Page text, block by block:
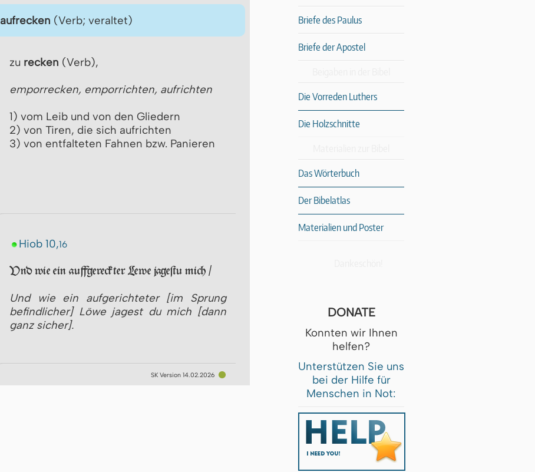
aufrecken (Verb; veraltet)
zu recken (Verb),
emporrecken, emporrichten, aufrichten
1) vom Leib und von den Gliedern
2) von Tiren, die sich aufrichten
3) von entfalteten Fahnen bzw. Panieren
Hiob 10,16
Vnd wie ein auffgereckter Lewe jageſtu mich /
Und wie ein aufgerichteter [im Sprung
befindlicher] Löwe jagest du mich [dann
ganz sicher].
SK Version 14.02.2026 ●
Briefe des Paulus
Briefe der Apostel
Die Vorreden Luthers
Die Holzschnitte
Das Wörterbuch
Der Bibelatlas
Materialien und Poster
DONATE
Konnten wir Ihnen
helfen?
Unterstützen Sie uns
bei der Hilfe für
Menschen in Not: